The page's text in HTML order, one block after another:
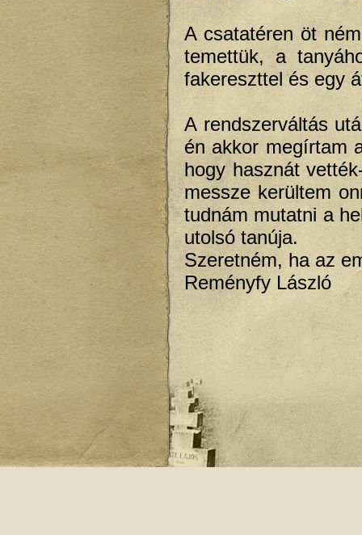
A csatatéren öt
temettük, a
fakereszttel és egy
A rendszerváltás
én akkor megírtam
hogy hasznát
messze kerültem
tudnám mutatni a
utolsó tanúja.
Szeretném, ha az
Reményfy László